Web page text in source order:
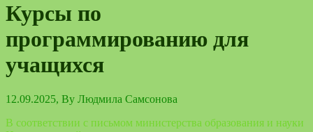
Курсы по
программированию для
учащихся
12.09.2025, By Людмила Самсонова
В соответствии с письмом министерства образования и науки